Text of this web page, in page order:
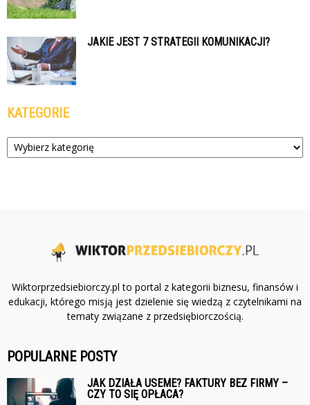
JAKIE JEST 7 STRATEGII KOMUNIKACJI?
KATEGORIE
Kategorie
Wiktorprzedsiebiorczy.pl to portal z kategorii biznesu, finansów i
edukacji, którego misją jest dzielenie się wiedzą z czytelnikami na
tematy związane z przedsiębiorczością.
POPULARNE POSTY
JAK DZIAŁA USEME? FAKTURY BEZ FIRMY –
CZY TO SIĘ OPŁACA?